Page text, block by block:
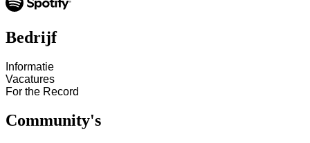
Bedrijf
Informatie
Vacatures
For the Record
Community's